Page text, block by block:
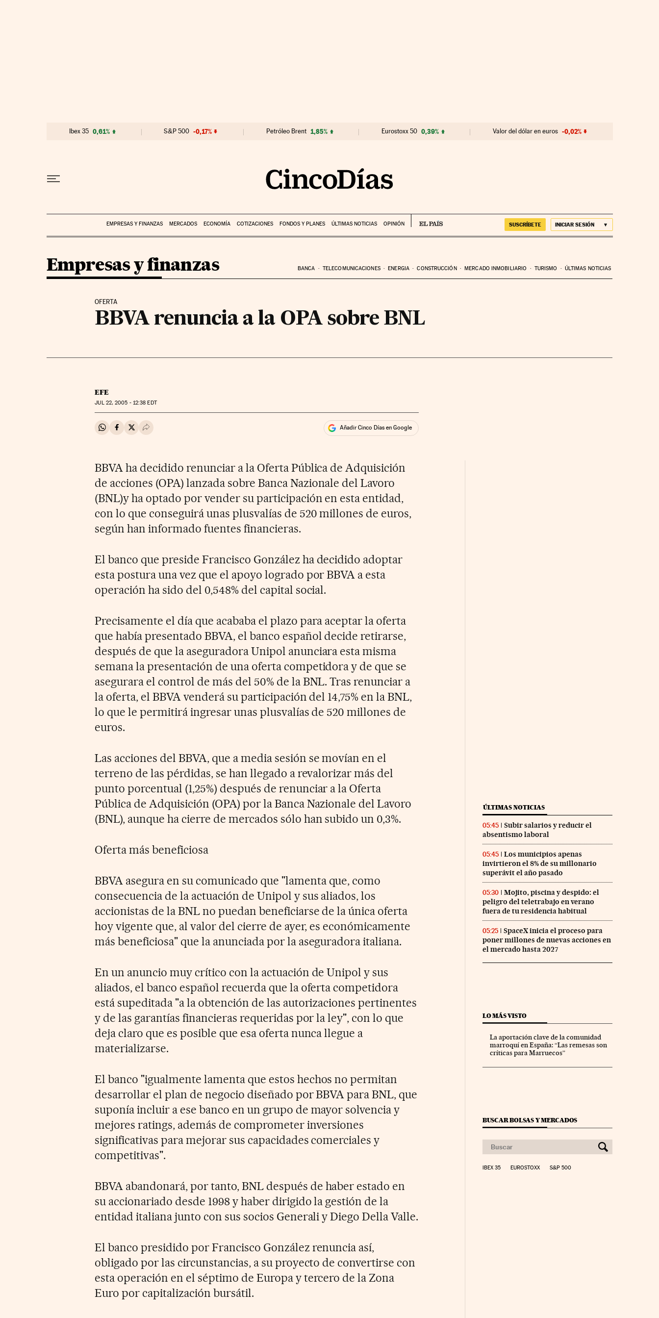
Ibex 35 0,61% S&P 500 -0,17% Petróleo Brent 1,85% Eurostoxx 50 0,39% Valor del dólar en euros -0,02%
EMPRESAS Y FINANZAS MERCADOS ECONOMÍA COTIZACIONES FONDOS Y PLANES ÚLTIMAS NOTICIAS OPINIÓN SUSCRÍBETE INICIAR SESIÓN
Empresas y finanzas BANCA TELECOMUNICACIONES ENERGIA CONSTRUCCIÓN MERCADO INMOBILIARIO TURISMO ÚLTIMAS NOTICIAS
OFERTA
BBVA renuncia a la OPA sobre BNL
EFE
JUL 22, 2005 - 12:38 EDT
Compartir en Whatsapp
Compartir en Facebook
Compartir en Twitter
Desplegar Redes Sociales Añadir Cinco Días en Google
BBVA ha decidido renunciar a la Oferta Pública de Adquisición
de acciones (OPA) lanzada sobre Banca Nazionale del Lavoro
(BNL)y ha optado por vender su participación en esta entidad,
con lo que conseguirá unas plusvalías de 520 millones de euros,
según han informado fuentes financieras.
El banco que preside Francisco González ha decidido adoptar
esta postura una vez que el apoyo logrado por BBVA a esta
operación ha sido del 0,548% del capital social.
Precisamente el día que acababa el plazo para aceptar la oferta
que había presentado BBVA, el banco español decide retirarse,
después de que la aseguradora Unipol anunciara esta misma
semana la presentación de una oferta competidora y de que se
asegurara el control de más del 50% de la BNL. Tras renunciar a
la oferta, el BBVA venderá su participación del 14,75% en la BNL,
lo que le permitirá ingresar unas plusvalías de 520 millones de
euros.
Las acciones del BBVA, que a media sesión se movían en el
terreno de las pérdidas, se han llegado a revalorizar más del
punto porcentual (1,25%) después de renunciar a la Oferta
Pública de Adquisición (OPA) por la Banca Nazionale del Lavoro
(BNL), aunque ha cierre de mercados sólo han subido un 0,3%.
Oferta más beneficiosa
BBVA asegura en su comunicado que "lamenta que, como
consecuencia de la actuación de Unipol y sus aliados, los
accionistas de la BNL no puedan beneficiarse de la única oferta
hoy vigente que, al valor del cierre de ayer, es económicamente
más beneficiosa" que la anunciada por la aseguradora italiana.
En un anuncio muy crítico con la actuación de Unipol y sus
aliados, el banco español recuerda que la oferta competidora
está supeditada "a la obtención de las autorizaciones pertinentes
y de las garantías financieras requeridas por la ley", con lo que
deja claro que es posible que esa oferta nunca llegue a
materializarse.
El banco "igualmente lamenta que estos hechos no permitan
desarrollar el plan de negocio diseñado por BBVA para BNL, que
suponía incluir a ese banco en un grupo de mayor solvencia y
mejores ratings, además de comprometer inversiones
significativas para mejorar sus capacidades comerciales y
competitivas".
BBVA abandonará, por tanto, BNL después de haber estado en
su accionariado desde 1998 y haber dirigido la gestión de la
entidad italiana junto con sus socios Generali y Diego Della Valle.
El banco presidido por Francisco González renuncia así,
obligado por las circunstancias, a su proyecto de convertirse con
esta operación en el séptimo de Europa y tercero de la Zona
Euro por capitalización bursátil.
ÚLTIMAS NOTICIAS
05:45
Subir salarios y reducir el
absentismo laboral
05:45
Los municipios apenas
invirtieron el 8% de su millonario
superávit el año pasado
05:30
Mojito, piscina y despido: el
peligro del teletrabajo en verano
fuera de tu residencia habitual
05:25
SpaceX inicia el proceso para
poner millones de nuevas acciones en
el mercado hasta 2027
LO MÁS VISTO
La aportación clave de la comunidad
marroquí en España: “Las remesas son
críticas para Marruecos”
BUSCAR BOLSAS Y MERCADOS
IBEX 35 EUROSTOXX S&P 500